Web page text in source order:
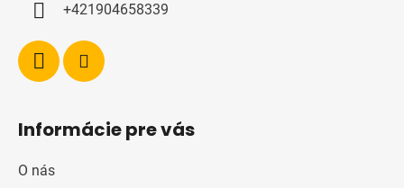
+421904658339
Informácie pre vás
O nás